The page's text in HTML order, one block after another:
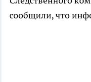
сообщили, что